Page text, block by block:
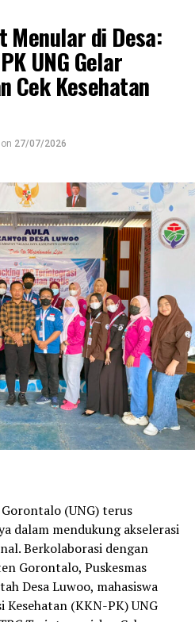
Taha: Persiapkan Diri
Menular di Desa:
UNG Gelar
Cek Kesehatan
on 27/07/2026
(UNG) terus
dalam mendukung akselerasi
Berkolaborasi dengan
Gorontalo, Puskesmas
Desa Luwoo, mahasiswa
(KKN-PK) UNG